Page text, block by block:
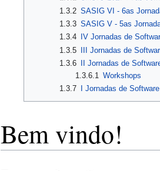
1.3.2 SASIG VI - 6as
1.3.3 SASIG V - 5as
1.3.4
IV Jornadas de
1.3.5 III Jornadas de
1.3.6
II Jornadas de
1.3.6.1 Workshops
1.3.7
I Jornadas de
Bem vindo!